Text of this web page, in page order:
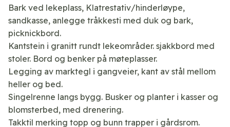
Bark ved lekeplass, Klatrestativ/hinderløype,
sandkasse, anlegge tråkkesti med duk og bark,
picknickbord.
Kantstein i granitt rundt lekeområder. sjakkbord med
stoler. Bord og benker på møteplasser.
Legging av marktegl i gangveier, kant av stål mellom
heller og bed.
Singelrenne langs bygg. Busker og planter i kasser og
blomsterbed, med drenering.
Takktil merking topp og bunn trapper i gårdsrom.